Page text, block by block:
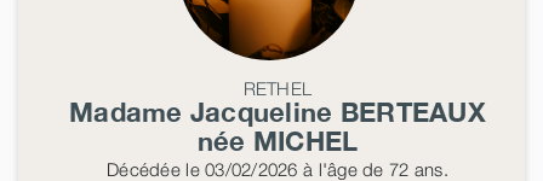
RETHEL
Madame Jacqueline BERTEAUX
née MICHEL
Décédéele 03/02/2026 à l'âge de 72 ans.